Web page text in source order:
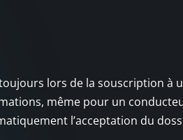
lors de la souscription à
même pour un
l’acceptation du